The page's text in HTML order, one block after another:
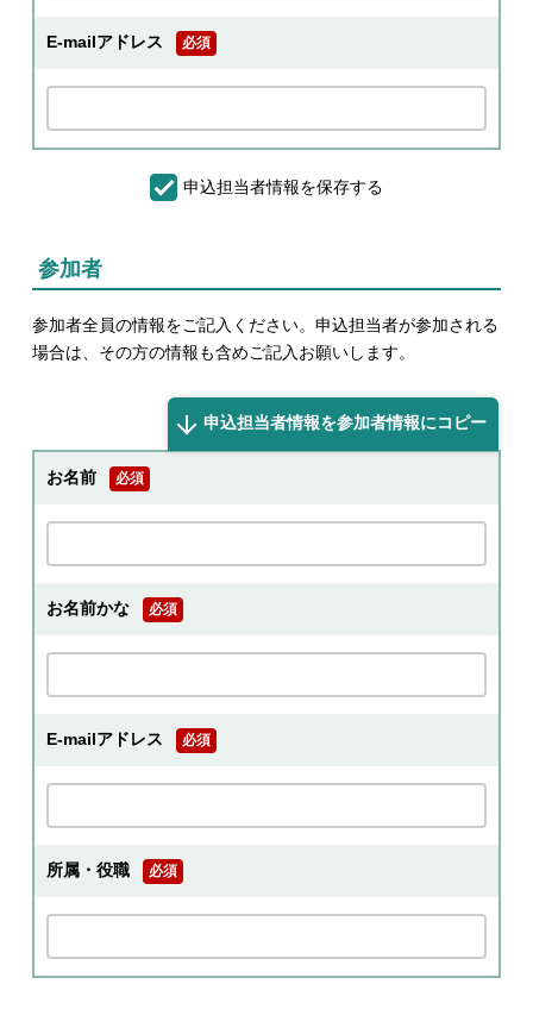
E-mailアドレス 必須
申込担当者情報を保存する
参加者
参加者全員の情報をご記入ください。申込担当者が参加される
場合は、その方の情報も含めご記入お願いします。
お名前 必須
お名前かな 必須
E-mailアドレス 必須
所属・役職 必須
申込担当者情報を参加者情報にコピー